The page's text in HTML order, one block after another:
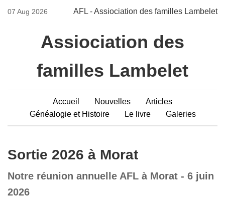
07 Aug 2026 AFL - Assiociation des familles Lambelet
Assiociation des
familles Lambelet
Accueil Nouvelles
Articles
Généalogie et Histoire
Le livre Galeries
Sortie 2026 à Morat
Notre réunion annuelle AFL à Morat - 6 juin
2026